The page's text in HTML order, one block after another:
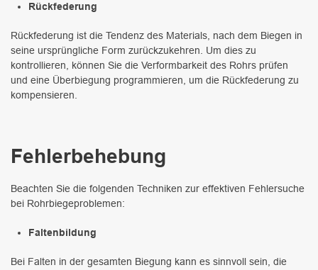
Rückfederung
Rückfederung ist die Tendenz des Materials, nach dem Biegen in
seine ursprüngliche Form zurückzukehren. Um dies zu
kontrollieren, können Sie die Verformbarkeit des Rohrs prüfen
und eine Überbiegung programmieren, um die Rückfederung zu
kompensieren.
Fehlerbehebung
Beachten Sie die folgenden Techniken zur effektiven Fehlersuche
bei Rohrbiegeproblemen:
Faltenbildung
Bei Falten in der gesamten Biegung kann es sinnvoll sein, die